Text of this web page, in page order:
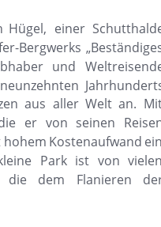
Hügel, einer
Bergwerks
und
neunzehnten
aus aller Welt an.
er von seinen
hohem Kostenaufwand
Park ist von
die dem Flanieren